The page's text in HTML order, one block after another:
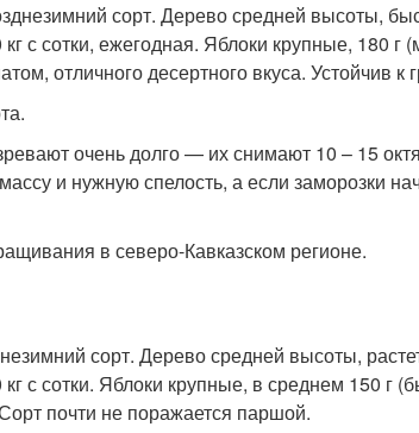
сорт. Дерево средней высоты,
с сотки, ежегодная. Яблоки крупные, 180 г
отличного десертного вкуса. Устойчив к
очень долго — их снимают 10 – 15
и нужную спелость, а если заморозки
в северо-Кавказском регионе.
сорт. Дерево средней высоты,
с сотки. Яблоки крупные, в среднем 150 г
почти не поражается паршой.